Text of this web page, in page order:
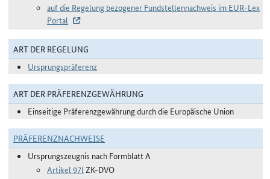
auf die Regelung bezogener Fundstellennachweis im EUR-Lex
Portal
ART DER REGELUNG
Ursprungspräferenz
ART DER PRÄFERENZGEWÄHRUNG
Einseitige Präferenzgewährung durch die Europäische Union
PRÄFERENZNACHWEISE
Ursprungszeugnis nach Formblatt A
Artikel 97lZK-DVO